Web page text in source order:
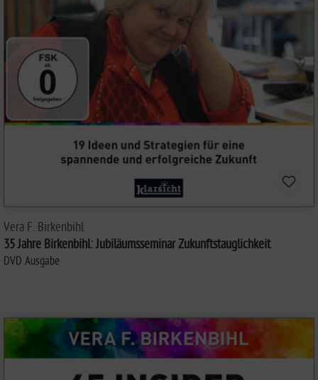
Vera F. Birkenbihl
35 Jahre Birkenbihl: Jubiläumsseminar Zukunftstauglichkeit
DVD Ausgabe